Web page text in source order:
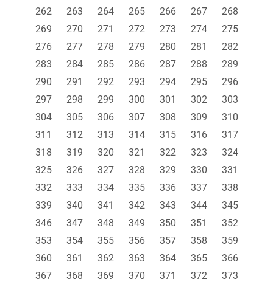
262
263 264 265 266 267
268
269
270 271 272 273 274
275
276
277 278 279 280 281
282
283
284 285 286 287 288
289
290
291 292 293 294 295
296
297
298 299 300 301 302
303
304
305 306 307 308 309
310
311
312 313 314 315 316
317
318
319 320 321 322 323
324
325
326 327 328 329 330
331
332
333 334 335 336 337
338
339
340 341 342 343 344
345
346
347 348 349 350 351
352
353
354 355 356 357 358
359
360
361 362 363 364 365
366
367
368 369 370 371 372
373